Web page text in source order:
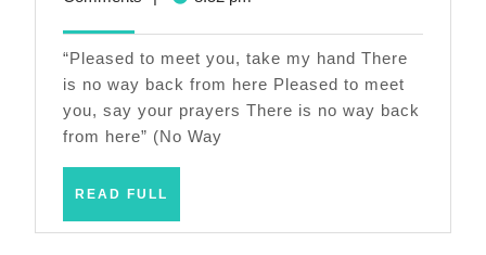
“Pleased to meet you, take my hand There
is no way back from here Pleased to meet
you, say your prayers There is no way back
from here” (No Way
READ FULL